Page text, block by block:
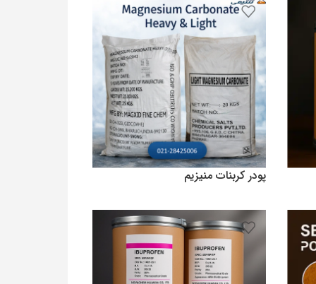
پودر کربنات منیزیم
افزودن به سبد خرید